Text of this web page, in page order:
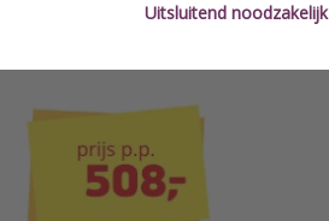
Uitsluitend noodzakelijk